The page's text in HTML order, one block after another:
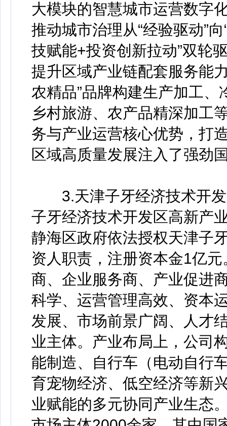
大模块的智慧城市运营数字
推动城市治理从“经验驱动”
技赋能+投资创新拉动”双轮
提升区域产业链配套服务能
农精品”品牌构建生产加工
乡村旅游、农产品精深加工
务与产业运营核心优势，打
区域高质量发展注入了强劲
3.天津子牙经济技术开发
子牙经济技术开发区高新产
静海区政府依法授权天津子
资人职责，注册资本金1亿
商、企业服务商、产业促进
科学、运营管理高效、资本
发展、市场前景广阔、人才
业主体。产业布局上，公司
能制造、自行车（电动自行
育宠物经济、低空经济等新
业赋能的多元协同产业生态